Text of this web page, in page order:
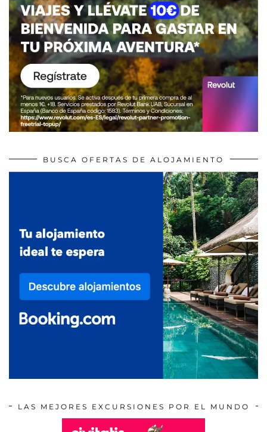
BUSCA OFERTAS DE ALOJAMIENTO
LAS MEJORES EXCURSIONES POR EL MUNDO